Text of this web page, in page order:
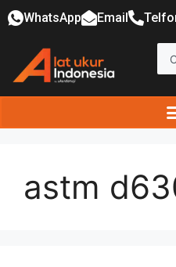
WhatsApp Email
astm